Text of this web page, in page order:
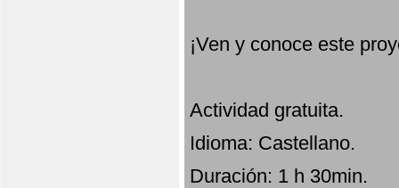
¡Ven y conoce este
Actividad gratuita.
Idioma: Castellano.
Duración: 1 h 30min.